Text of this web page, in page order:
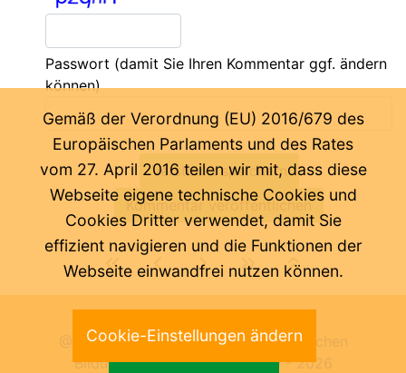
Passwort (damit Sie Ihren Kommentar ggf. ändern
können)
@ Pädagogische Abteilung der Deutschen
Bildungsdirektion Bozen 2000 -2026
Gemäß der Verordnung (EU) 2016/679 des
Europäischen Parlaments und des Rates
vom 27. April 2016 teilen wir mit, dass diese
Webseite eigene technische Cookies und
Cookies Dritter verwendet, damit Sie
effizient navigieren und die Funktionen der
Webseite einwandfrei nutzen können.
Cookie-Einstellungen ändern